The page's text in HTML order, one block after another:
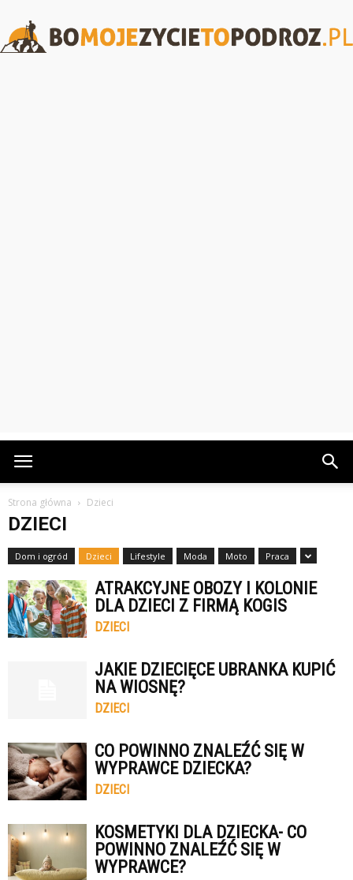
Strona główna Dzieci
DZIECI
Dom i ogród Dzieci Lifestyle Moda Moto Praca
ATRAKCYJNE OBOZY I KOLONIE
DLA DZIECI Z FIRMĄ KOGIS
DZIECI
JAKIE DZIECIĘCE UBRANKA KUPIĆ
NA WIOSNĘ?
DZIECI
CO POWINNO ZNALEŹĆ SIĘ W
WYPRAWCE DZIECKA?
DZIECI
KOSMETYKI DLA DZIECKA- CO
POWINNO ZNALEŹĆ SIĘ W
WYPRAWCE?